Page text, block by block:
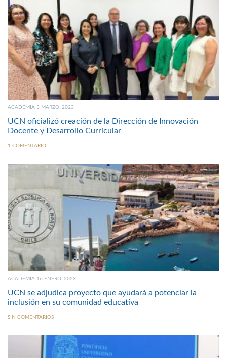
ACADEMIA 3 MARZO, 2023
UCN oficializó creación de la Dirección de Innovación
Docente y Desarrollo Curricular
1 COMENTARIO
ACADEMIA 16 ENERO, 2023
UCN se adjudica proyecto que ayudará a potenciar la
inclusión en su comunidad educativa
SIN COMENTARIOS